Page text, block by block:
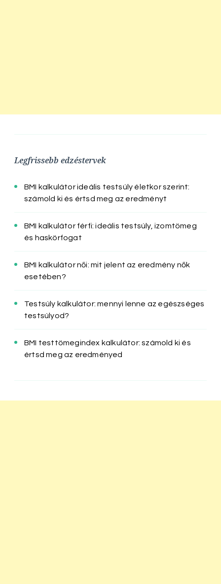
Legfrissebb edzéstervek
BMI kalkulátor ideális testsúly életkor szerint:
számold ki és értsd meg az eredményt
BMI kalkulátor férfi: ideális testsúly, izomtömeg
és haskörfogat
BMI kalkulátor női: mit jelent az eredmény nők
esetében?
Testsúly kalkulátor: mennyi lenne az egészséges
testsúlyod?
BMI testtömegindex kalkulátor: számold ki és
értsd meg az eredményed